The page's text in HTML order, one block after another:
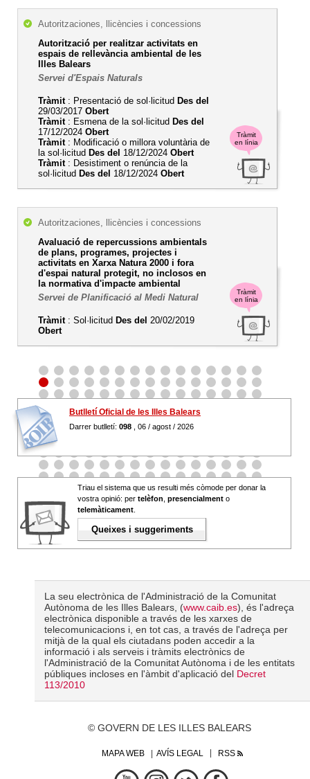
Tràmit
en línia
Autoritzaciones, llicències i concessions
Autorització per realitzar activitats en
espais de rellevància ambiental de les
Illes Balears
Servei d'Espais Naturals
Tràmit: Presentació de sol·licitud Des del
29/03/2017 Obert
Tràmit: Esmena de la sol·licitud Des del
17/12/2024 Obert
Tràmit: Modificació o millora voluntària de
la sol·licitud Des del 18/12/2024 Obert
Tràmit: Desistiment o renúncia de la
sol·licitud Des del 18/12/2024 Obert
Tràmit
en línia
Autoritzaciones, llicències i concessions
Avaluació de repercussions ambientals
de plans, programes, projectes i
activitats en Xarxa Natura 2000 i fora
d'espai natural protegit, no inclosos en
la normativa d'impacte ambiental
Servei de Planificació al Medi Natural
Tràmit: Sol·licitud Des del 20/02/2019
Obert
Butlletí Oficial de les Illes Balears
Darrer butlletí: 098 , 06 / agost / 2026
Triau el sistema que us resulti més còmode per donar la
vostra opinió: per telèfon presencialment o
telemàticament
Queixes i suggeriments
La seu electrònica de l'Administració de la Comunitat
Autònoma de les Illes Balears, (www.caib.es), és l'adreça
electrònica disponible a través de les xarxes de
telecomunicacions i, en tot cas, a través de l'adreça per
mitjà de la qual els ciutadans poden accedir a la
informació i als serveis i tràmits electrònics de
l'Administració de la Comunitat Autònoma i de les entitats
públiques incloses en l'àmbit d'aplicació del Decret
113/2010
© GOVERN DE LES ILLES BALEARS
MAPA WEB AVÍS LEGAL RSS